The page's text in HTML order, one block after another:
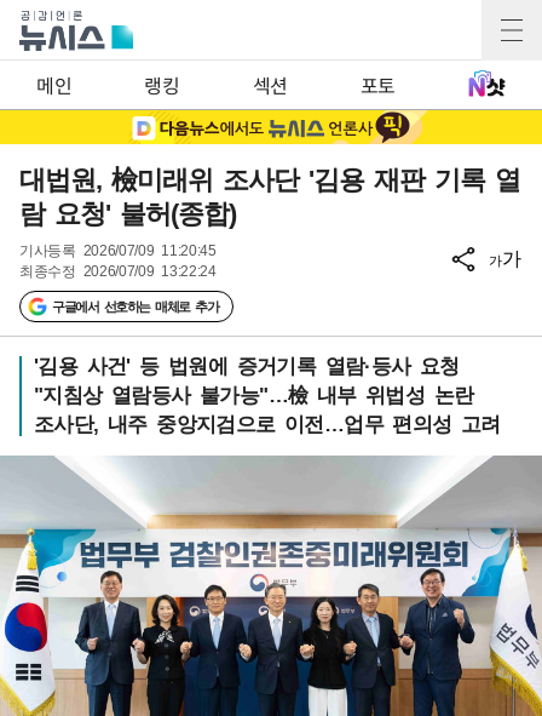
메인 랭킹 섹션 포토
대법원, 檢미래위 조사단 '김용 재판 기록 열
람 요청' 불허(종합)
기사등록 2026/07/09 11:20:45
최종수정 2026/07/09 13:22:24
구글에서 선호하는 매체로 추가
가가
'김용 사건' 등 법원에 증거기록 열람·등사 요청
"지침상 열람등사 불가능"…檢 내부 위법성 논란
조사단, 내주 중앙지검으로 이전…업무 편의성 고려